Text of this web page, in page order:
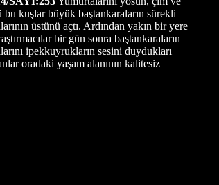
bu kuşlar büyük baştankaraların sürekli
üstünü açtı. Ardından yakın bir yere
bir gün sonra baştankaraların
ipekkuyrukların sesini duydukları
oradaki yaşam alanının kalitesiz